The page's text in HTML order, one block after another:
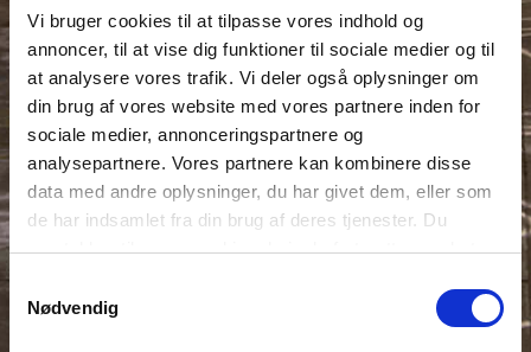
Vi bruger cookies til at tilpasse vores indhold og
annoncer, til at vise dig funktioner til sociale medier og til
at analysere vores trafik. Vi deler også oplysninger om
din brug af vores website med vores partnere inden for
sociale medier, annonceringspartnere og
analysepartnere. Vores partnere kan kombinere disse
data med andre oplysninger, du har givet dem, eller som
de har indsamlet fra din brug af deres tjenester. Du
samtykker til vores cookies, hvis du fortsætter med at
Samtykkevalg
Nødvendig